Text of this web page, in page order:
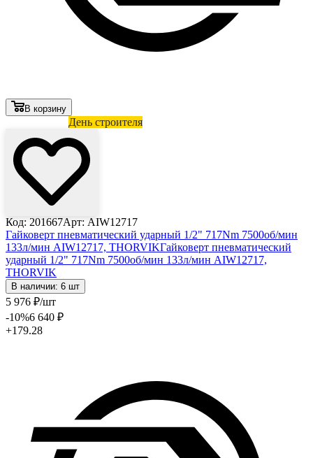
В корзину
День строителя
Код: 201667Арт: AIW12717
Гайковерт пневматический ударный 1/2" 717Nm 7500об/мин
133л/мин AIW12717, THORVIKГайковерт пневматический
ударный 1/2" 717Nm 7500об/мин 133л/мин AIW12717,
THORVIK
В наличии: 6 шт
5 976 ₽/шт
-10%6 640 ₽
+179.28